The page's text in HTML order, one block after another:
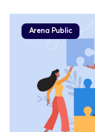
Arena Public